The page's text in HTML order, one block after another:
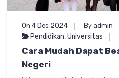
On 4 Des 2024
By admin
Pendidikan,Universitas
Cara Mudah Dapat
Negeri